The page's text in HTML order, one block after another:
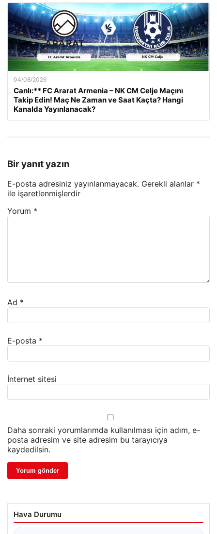
04/08/2026
Canlı:** FC Ararat Armenia – NK CM Celje Maçını
Takip Edin! Maç Ne Zaman ve Saat Kaçta? Hangi
Kanalda Yayınlanacak?
Bir yanıt yazın
E-posta adresiniz yayınlanmayacak. Gerekli alanlar *
ile işaretlenmişlerdir
Yorum *
Ad *
E-posta *
İnternet sitesi
Daha sonraki yorumlarımda kullanılması için adım, e-
posta adresim ve site adresim bu tarayıcıya
kaydedilsin.
Hava Durumu